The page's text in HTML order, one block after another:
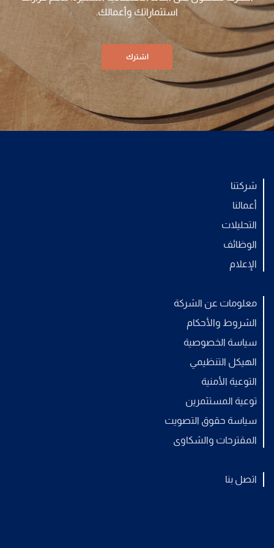
استثماراتك وأعمالك.
اشترك
شركتنا
أعمالنا
التحليلات
الوظائف
الإعلام
معلومات عن الشركة
الشروط والأحكام
سياسة الخصوصية
الهيكل التنظيمي
التوعية الأمنية
توعية المستثمرين
سياسة حقوق التصويت
المقترحات والشكاوى
اتصل بنا